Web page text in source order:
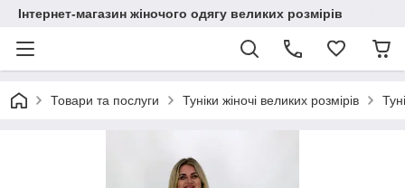
Інтернет-магазин жіночого одягу великих розмірів
Товари та послуги Туніки жіночі великих розмірів